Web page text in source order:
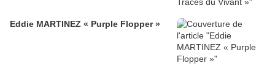
Eddie MARTINEZ « Purple Flopper »